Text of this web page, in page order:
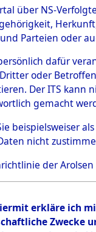
aus
ihrer
über NS-
Parteien oder
dafür
oder
Der ITS
gemacht
beispielsweiser
nicht
der Arolsen
erkläre ich
Zwecke